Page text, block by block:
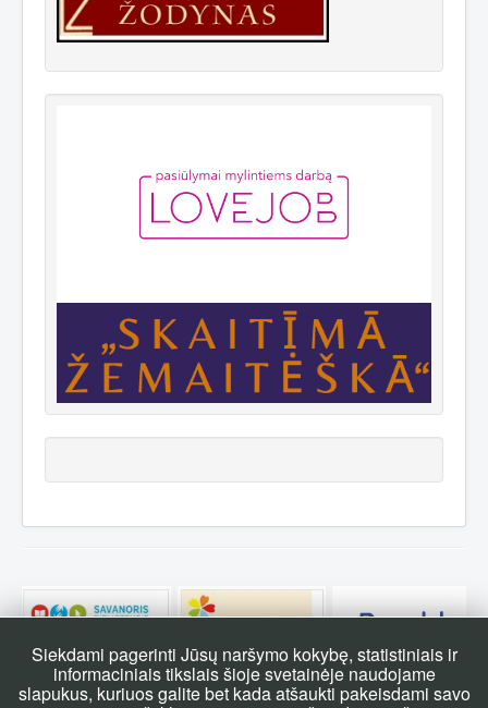
Siekdami pagerinti Jūsų naršymo kokybę, statistiniais ir
informaciniais tikslais šioje svetainėje naudojame
slapukus, kuriuos galite bet kada atšaukti pakeisdami savo